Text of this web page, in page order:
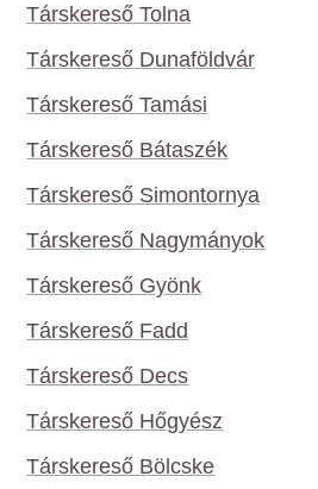
Társkereső Tolna
Társkereső Dunaföldvár
Társkereső Tamási
Társkereső Bátaszék
Társkereső Simontornya
Társkereső Nagymányok
Társkereső Gyönk
Társkereső Fadd
Társkereső Decs
Társkereső Hőgyész
Társkereső Bölcske